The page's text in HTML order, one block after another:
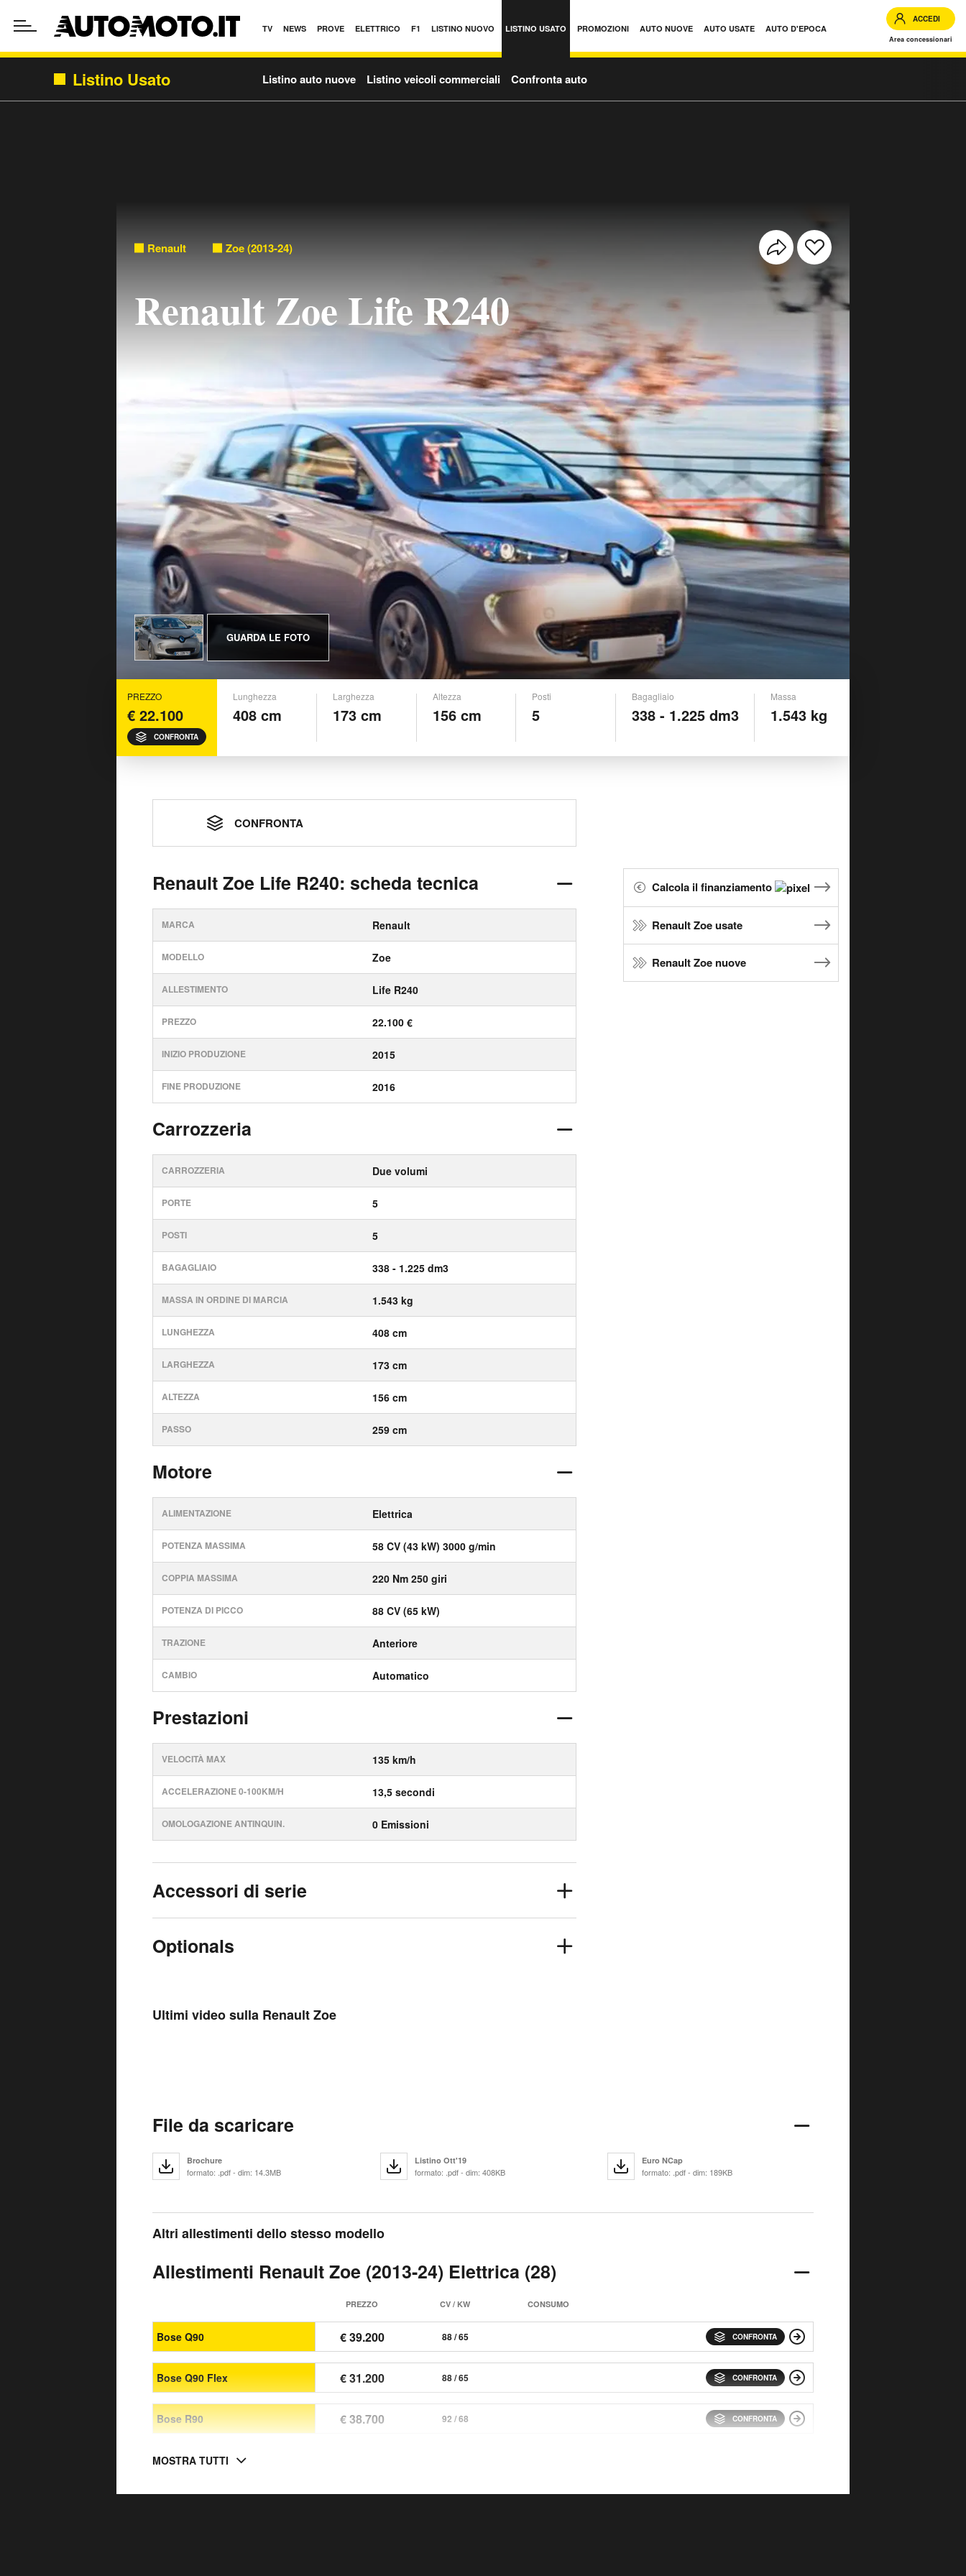
TV NEWS PROVE ELETTRICO F1 LISTINO NUOVO LISTINO USATO PROMOZIONI AUTO NUOVE AUTO USATE AUTO D'EPOCA
ACCEDI
Area concessionari
Listino Usato Listino auto nuove Listino veicoli commerciali Confronta auto
Renault Zoe (2013-24)
Renault Zoe Life R240
GUARDA LE FOTO
PREZZO
€ 22.100
CONFRONTA
Lunghezza
408 cm
Larghezza
173 cm
Altezza
156 cm
Posti
5
Bagagliaio
338 - 1.225 dm3
Massa
1.543 kg
CONFRONTA
Renault Zoe Life R240: scheda tecnica
MARCA Renault
MODELLO Zoe
ALLESTIMENTO Life R240
PREZZO 22.100 €
INIZIO PRODUZIONE 2015
FINE PRODUZIONE 2016
Carrozzeria
CARROZZERIA Due volumi
PORTE 5
POSTI 5
BAGAGLIAIO 338 - 1.225 dm3
MASSA IN ORDINE DI MARCIA 1.543 kg
LUNGHEZZA 408 cm
LARGHEZZA 173 cm
ALTEZZA 156 cm
PASSO 259 cm
Motore
ALIMENTAZIONE Elettrica
POTENZA MASSIMA 58 CV (43 kW) 3000 g/min
COPPIA MASSIMA 220 Nm 250 giri
POTENZA DI PICCO 88 CV (65 kW)
TRAZIONE Anteriore
CAMBIO Automatico
Prestazioni
VELOCITÀ MAX 135 km/h
ACCELERAZIONE 0-100KM/H 13,5 secondi
OMOLOGAZIONE ANTINQUIN. 0 Emissioni
Accessori di serie
Optionals
Ultimi video sulla Renault Zoe
Calcola il finanziamento
Renault Zoe usate
Renault Zoe nuove
File da scaricare
Brochure
formato: .pdf - dim: 14.3MB
Listino Ott'19
formato: .pdf - dim: 408KB
Euro NCap
formato: .pdf - dim: 189KB
Altri allestimenti dello stesso modello
Allestimenti Renault Zoe (2013-24) Elettrica (28)
PREZZO CV / KW CONSUMO
Bose Q90 € 39.200 88 / 65 CONFRONTA
Bose Q90 Flex € 31.200 88 / 65 CONFRONTA
Bose R90 € 38.700 92 / 68 CONFRONTA
MOSTRA TUTTI